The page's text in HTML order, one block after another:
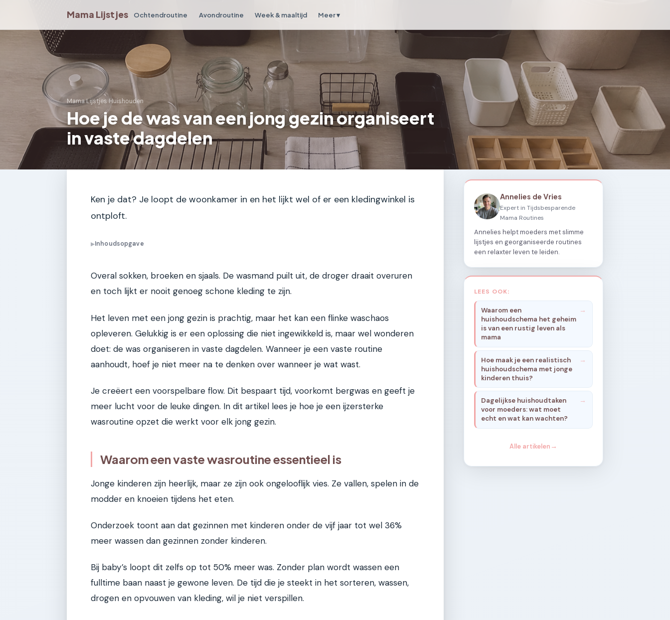
Mama Lijstjes Ochtendroutine Avondroutine Week & maaltijd Meer ▾
Mama Lijstjes›Huishouden
Hoe je de was van een jong gezin organiseert
in vaste dagdelen
Ken je dat? Je loopt de woonkamer in en het lijkt wel of er een kledingwinkel is
ontploft.
▶Inhoudsopgave
Overal sokken, broeken en sjaals. De wasmand puilt uit, de droger draait overuren
en toch lijkt er nooit genoeg schone kleding te zijn.
Het leven met een jong gezin is prachtig, maar het kan een flinke waschaos
opleveren. Gelukkig is er een oplossing die niet ingewikkeld is, maar wel wonderen
doet: de was organiseren in vaste dagdelen. Wanneer je een vaste routine
aanhoudt, hoef je niet meer na te denken over wanneer je wat wast.
Je creëert een voorspelbare flow. Dit bespaart tijd, voorkomt bergwas en geeft je
meer lucht voor de leuke dingen. In dit artikel lees je hoe je een ijzersterke
wasroutine opzet die werkt voor elk jong gezin.
Waarom een vaste wasroutine essentieel is
Jonge kinderen zijn heerlijk, maar ze zijn ook ongelooflijk vies. Ze vallen, spelen in de
modder en knoeien tijdens het eten.
Onderzoek toont aan dat gezinnen met kinderen onder de vijf jaar tot wel 36%
meer wassen dan gezinnen zonder kinderen.
Bij baby’s loopt dit zelfs op tot 50% meer was. Zonder plan wordt wassen een
fulltime baan naast je gewone leven. De tijd die je steekt in het sorteren, wassen,
drogen en opvouwen van kleding, wil je niet verspillen.
Annelies de Vries
Expert in Tijdsbesparende
Mama Routines
Annelies helpt moeders met slimme
lijstjes en georganiseerde routines
een relaxter leven te leiden.
LEES OOK:
Waarom een
huishoudschema het geheim
is van een rustig leven als
mama
Hoe maak je een realistisch
huishoudschema met jonge
kinderen thuis?
Dagelijkse huishoudtaken
voor moeders: wat moet
echt en wat kan wachten?
Alle artikelen